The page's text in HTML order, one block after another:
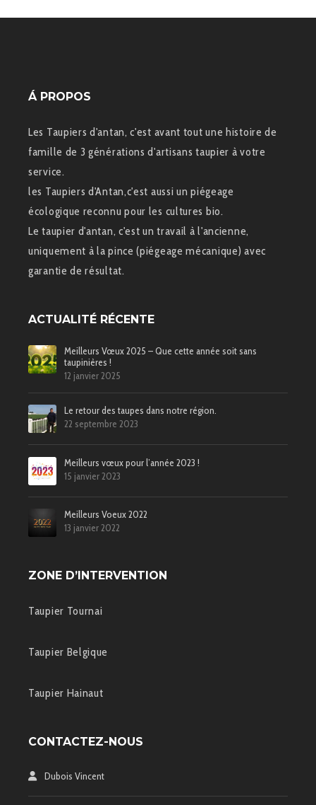
Á PROPOS
Les Taupiers d'antan, c'est avant tout une histoire de
famille de 3 générations d'artisans taupier à votre
service.
les Taupiers d'Antan,c'est aussi un piégeage
écologique reconnu pour les cultures bio.
Le taupier d'antan, c'est un travail à l'ancienne,
uniquement à la pince (piégeage mécanique) avec
garantie de résultat.
ACTUALITÉ RÉCENTE
Meilleurs Vœux 2025 – Que cette année soit sans
taupinières !
12 janvier 2025
Le retour des taupes dans notre région.
22 septembre 2023
Meilleurs vœux pour l’année 2023 !
15 janvier 2023
Meilleurs Voeux 2022
13 janvier 2022
ZONE D’INTERVENTION
Taupier Tournai
Taupier Belgique
Taupier Hainaut
CONTACTEZ-NOUS
Dubois Vincent